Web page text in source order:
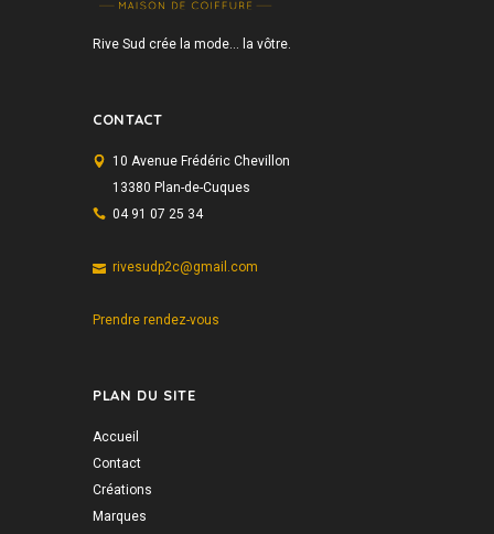
Rive Sud crée la mode… la vôtre.
CONTACT
10 Avenue Frédéric Chevillon
13380 Plan-de-Cuques
04 91 07 25 34
rivesudp2c@gmail.com
Prendre rendez-vous
PLAN DU SITE
Accueil
Contact
Créations
Marques